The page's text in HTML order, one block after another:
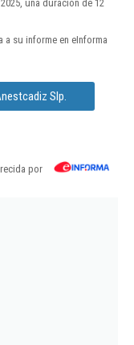
una duración de 12
a su informe en eInforma
Slp.
por